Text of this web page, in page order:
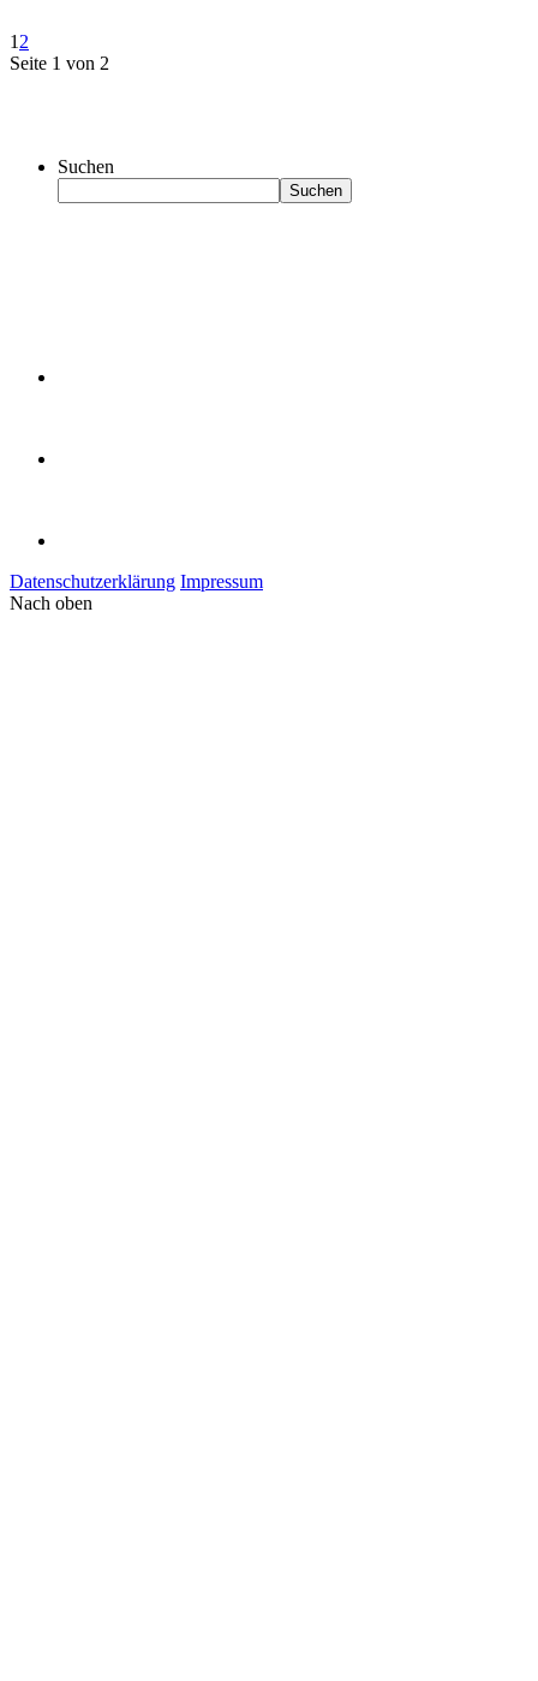
1 2
Seite 1 von 2
Suchen
Suchen
Datenschutzerklärung Impressum
Nach oben